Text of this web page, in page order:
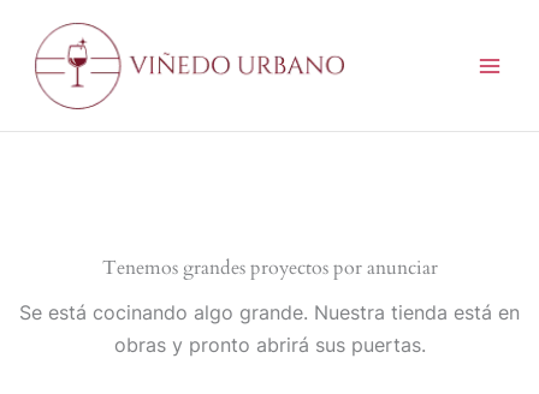
contenido
Tenemos grandes proyectos por anunciar
Se está cocinando algo grande. Nuestra tienda está en
obras y pronto abrirá sus puertas.